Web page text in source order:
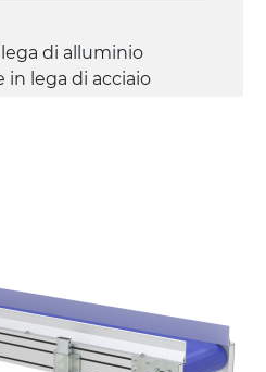
di alluminio
in lega di acciaio
in acciaio zincato
da 0°÷55°)
in metallo zincato,